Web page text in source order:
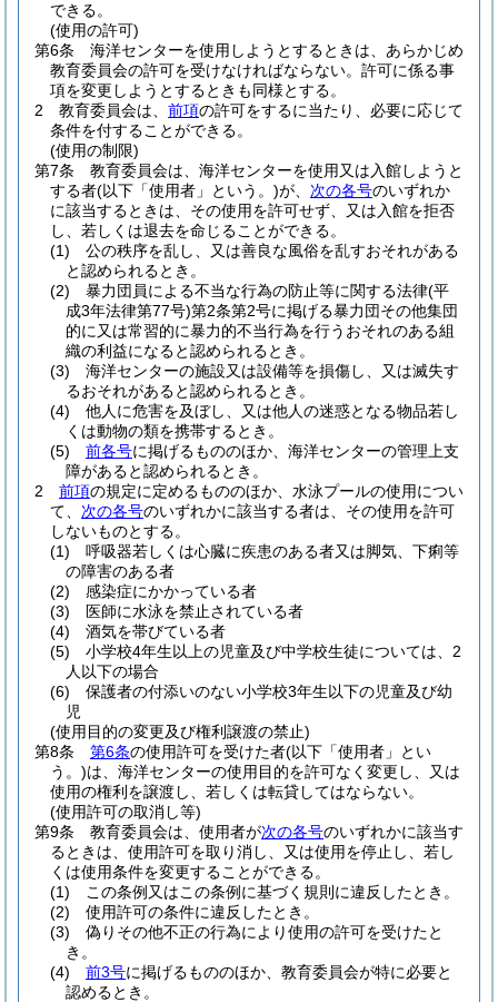
できる。
(使用の許可)
第6条
海洋センターを使用しようとするときは、あらかじめ
教育委員会の許可を受けなければならない。 許可に係る事
項を変更しようとするときも同様とする。
2
教育委員会は、 前項の許可をするに当たり、必要に応じて
条件を付することができる。
(使用の制限)
第7条
教育委員会は、海洋センターを使用又は入館しようと
する者(以下「使用者」という。)が、 次の各号のいずれか
に該当するときは、その使用を許可せず、又は入館を拒否
し、若しくは退去を命じることができる。
(1)
公の秩序を乱し、又は善良な風俗を乱すおそれがある
と認められるとき。
(2)
暴力団員による不当な行為の防止等に関する法律(平
成3年法律第77号)第2条第2号に掲げる暴力団その他集団
的に又は常習的に暴力的不当行為を行うおそれのある組
織の利益になると認められるとき。
(3)
海洋センターの施設又は設備等を損傷し、又は滅失す
るおそれがあると認められるとき。
(4)
他人に危害を及ぼし、又は他人の迷惑となる物品若し
くは動物の類を携帯するとき。
(5)
前各号に掲げるもののほか、海洋センターの管理上支
障があると認められるとき。
2
前項の規定に定めるもののほか、水泳プールの使用につい
て、 次の各号のいずれかに該当する者は、その使用を許可
しないものとする。
(1)
呼吸器若しくは心臓に疾患のある者又は脚気、下痢等
の障害のある者
(2)
感染症にかかっている者
(3)
医師に水泳を禁止されている者
(4)
酒気を帯びている者
(5)
小学校4年生以上の児童及び中学校生徒については、2
人以下の場合
(6)
保護者の付添いのない小学校3年生以下の児童及び幼
児
(使用目的の変更及び権利譲渡の禁止)
第8条
第6条の使用許可を受けた者(以下「使用者」とい
う。)は、海洋センターの使用目的を許可なく変更し、又は
使用の権利を譲渡し、若しくは転貸してはならない。
(使用許可の取消し等)
第9条
教育委員会は、使用者が次の各号のいずれかに該当す
るときは、使用許可を取り消し、又は使用を停止し、若し
くは使用条件を変更することができる。
(1)
この条例又はこの条例に基づく規則に違反したとき。
(2)
使用許可の条件に違反したとき。
(3)
偽りその他不正の行為により使用の許可を受けたと
き。
(4)
前3号に掲げるもののほか、教育委員会が特に必要と
認めるとき。